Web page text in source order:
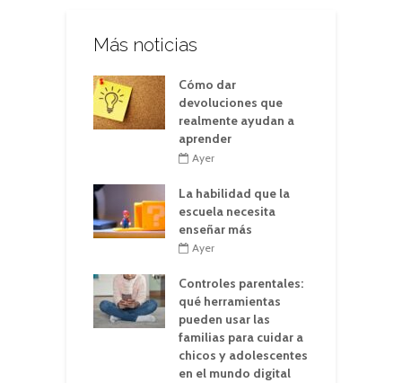
Más noticias
Cómo dar
devoluciones que
realmente ayudan a
aprender
Ayer
La habilidad que la
escuela necesita
enseñar más
Ayer
Controles parentales:
qué herramientas
pueden usar las
familias para cuidar a
chicos y adolescentes
en el mundo digital